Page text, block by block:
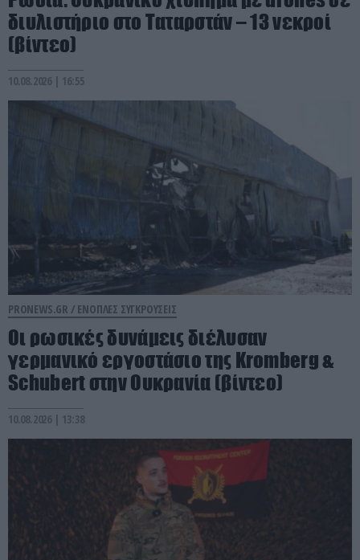
διυλιστήριο στο Ταταρστάν – 13 νεκροί
(βίντεο)
10.08.2026 | 16:55
PRONEWS.GR / ΕΝΟΠΛΕΣ ΣΥΓΚΡΟΥΣΕΙΣ
Οι ρωσικές δυνάμεις διέλυσαν
γερμανικό εργοστάσιο της Kromberg &
Schubert στην Ουκρανία (βίντεο)
10.08.2026 | 13:38